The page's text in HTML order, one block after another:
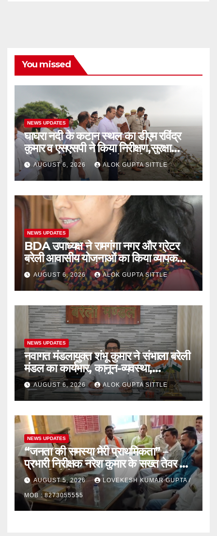
You missed
NEWS UPDATES
घाघरा नदी के कटान स्थल का डीएम रविंद्र
कुमार व एसएसपी ने किया निरीक्षण,सुरक्षा
उपाय तत्काल लागू करने के निर्देश..
AUGUST 6, 2026 ALOK GUPTA SITTLE
NEWS UPDATES
BDA उपाध्यक्ष ने रामगंगा नगर और ग्रेटर
बरेली आवासीय योजनाओं का किया व्यापक
निरीक्षण, गुणवत्ता और नागरिक सुविधाओं पर
दिए सख्त निर्देश..
AUGUST 6, 2026 ALOK GUPTA SITTLE
NEWS UPDATES
नवागत मंडलायुक्त शंभू कुमार ने संभाला बरेली
मंडल का कार्यभार, कानून-व्यवस्था,
भ्रष्टाचारपर रहेगा जीरो टॉलरेंस..
AUGUST 6, 2026 ALOK GUPTA SITTLE
NEWS UPDATES
“जनता की समस्या मेरी प्राथमिकता” –
प्रभारी निरीक्षक नरेश कुमार के सख्त तेवर से
खुरापातियों में हड़कंप
AUGUST 5, 2026 LOVEKESH KUMAR GUPTA /
MOB : 8273055555